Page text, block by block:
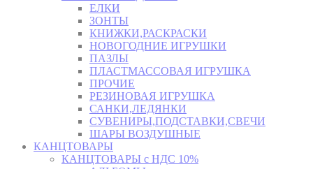
ЕЛКИ
ЗОНТЫ
КНИЖКИ,РАСКРАСКИ
НОВОГОДНИЕ ИГРУШКИ
ПАЗЛЫ
ПЛАСТМАССОВАЯ ИГРУШКА
ПРОЧИЕ
РЕЗИНОВАЯ ИГРУШКА
САНКИ,ЛЕДЯНКИ
СУВЕНИРЫ,ПОДСТАВКИ,СВЕЧИ
ШАРЫ ВОЗДУШНЫЕ
КАНЦТОВАРЫ
КАНЦТОВАРЫ с НДС 10%